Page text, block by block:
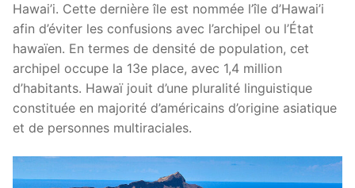
Hawai’i. Cette dernière île est nommée l’île d’Hawai’i
afin d’éviter les confusions avec l’archipel ou l’État
hawaïen. En termes de densité de population, cet
archipel occupe la 13e place, avec 1,4 million
d’habitants. Hawaï jouit d’une pluralité linguistique
constituée en majorité d’américains d’origine asiatique
et de personnes multiraciales.